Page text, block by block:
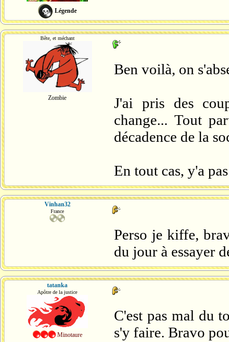
Légende
Bête, et méchant
Zombie
Ben voilà, on
J'ai pris des
change... Tout
décadence de la
En tout cas, y'a
Vinhan32
France
Perso je kiffe,
du jour à essayer
tatanka
Apôtre de la justice
Minotaure
C'est pas mal du
s'y faire. Bravo